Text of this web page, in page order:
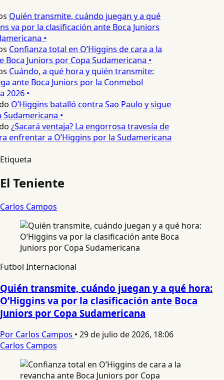
Quién transmite, cuándo juegan y a qué
va por la clasificación ante Boca Juniors
•
Confianza total en O’Higgins de cara a la
Juniors por Copa Sudamericana •
Cuándo, a qué hora y quién transmite:
ante Boca Juniors por la Conmebol
2026 •
O’Higgins batalló contra Sao Paulo y sigue
•
¿Sacará ventaja? La engorrosa travesía de
enfrentar a O’Higgins por la Sudamericana
Etiqueta
El Teniente
Carlos Campos
Futbol Internacional
Quién transmite, cuándo juegan y a qué hora:
O’Higgins va por la clasificación ante Boca
Juniors por Copa Sudamericana
Por Carlos Campos • 29 de julio de 2026, 18:06
Carlos Campos